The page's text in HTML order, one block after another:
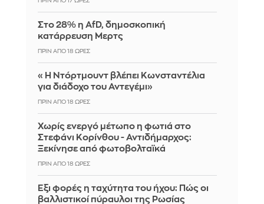
Στο 28% η AfD, δημοσκοπική
κατάρρευση Μερτς
ΠΡΙΝ ΑΠΌ 18 ΏΡΕΣ
«Η Ντόρτμουντ βλέπει Κωνσταντέλια
για διάδοχο του Αντεγέμι»
ΠΡΙΝ ΑΠΌ 18 ΏΡΕΣ
Χωρίς ενεργό μέτωπο η φωτιά στο
Στεφάνι Κορίνθου - Αντιδήμαρχος:
Ξεκίνησε από φωτοβολταϊκά
ΠΡΙΝ ΑΠΌ 18 ΏΡΕΣ
Έξι φορές η ταχύτητα του ήχου: Πώς οι
βαλλιστικοί πύραυλοι της Ρωσίας